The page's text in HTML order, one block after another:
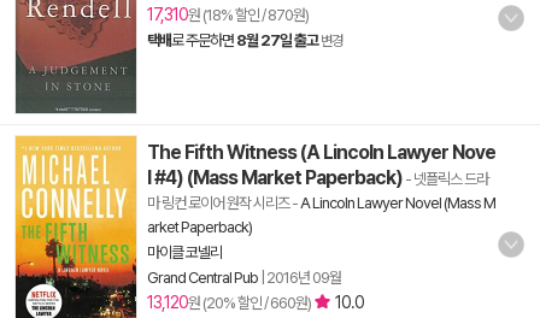
17,310원 (18% 할인 / 870원)
택배로 주문하면 8월 27일 출고 변경
The Fifth Witness (A Lincoln Lawyer Nove
l #4) (Mass Market Paperback) - 넷플릭스 드라
마 링컨 로이어 원작 시리즈-A Lincoln Lawyer Novel (Mass M
arket Paperback)
마이클 코넬리
Grand Central Pub 2016년 09월
13,120원 (20% 할인 / 660원) 10.0